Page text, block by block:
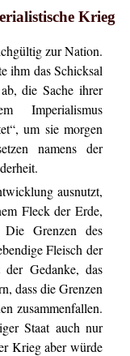
Krieg
zur Nation.
ihm das Schicksal
die Sache ihrer
Imperialismus
um sie morgen
namens der
ausnutzt,
Fleck der Erde,
Grenzen des
Fleisch der
Gedanke, das
dass die Grenzen
zusammenfallen.
Staat auch nur
Krieg aber würde